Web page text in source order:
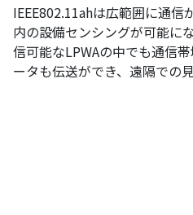
IEEE802.11ahは広範囲に通信
内の設備センシングが可能に
信可能なLPWAの中でも通信
ータも伝送ができ、遠隔での